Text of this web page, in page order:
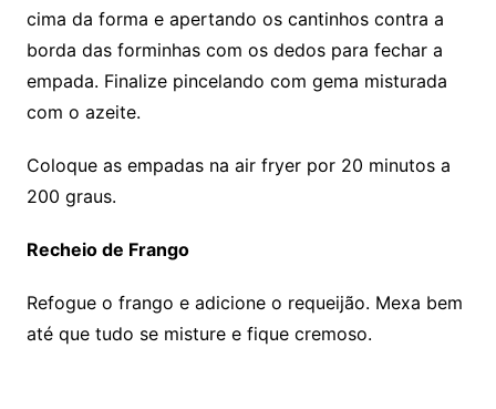
cima da forma e apertando os cantinhos contra a
borda das forminhas com os dedos para fechar a
empada. Finalize pincelando com gema misturada
com o azeite.
Coloque as empadas na air fryer por 20 minutos a
200 graus.
Recheio de Frango
Refogue o frango e adicione o requeijão. Mexa bem
até que tudo se misture e fique cremoso.